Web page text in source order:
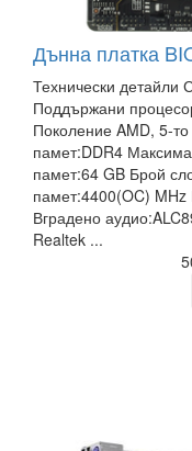
Дънна платка
Технически детайли
Поддържани
Поколение AMD, 5-
памет:DDR4
памет:64 GB Брой
памет:4400(OC)
Вградено
Realtek ...